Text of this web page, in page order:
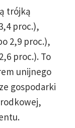
trójką
proc.),
2,9 proc.),
proc.). To
unijnego
gospodarki